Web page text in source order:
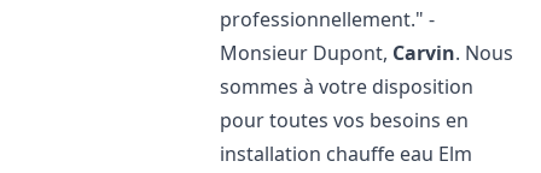
professionnellement." -
Monsieur Dupont, Carvin. Nous
sommes à votre disposition
pour toutes vos besoins en
installation chauffe eau Elm